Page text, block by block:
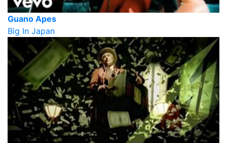
Guano Apes
Big In Japan